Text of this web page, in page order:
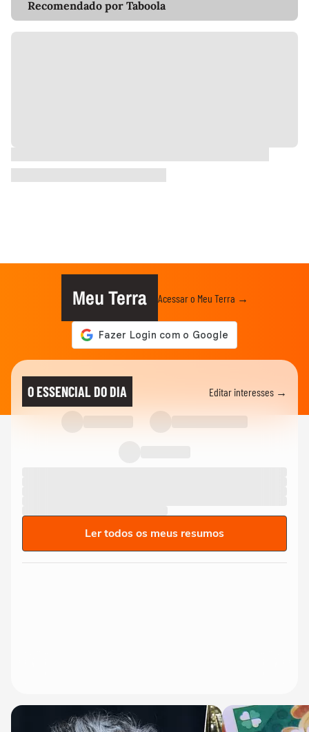
Recomendado por Taboola
Meu Terra Acessar o Meu Terra →
O ESSENCIAL DO DIA Editar interesses →
Ler todos os meus resumos